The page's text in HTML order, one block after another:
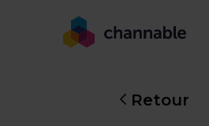
Retour